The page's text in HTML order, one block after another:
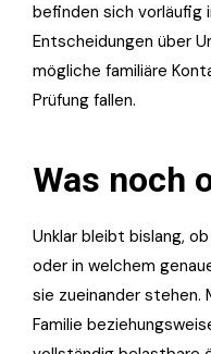
befinden sich vorläufig
Entscheidungen über
mögliche familiäre
Prüfung fallen.
Was noch
Unklar bleibt bislang,
oder in welchem
sie zueinander stehen.
Familie